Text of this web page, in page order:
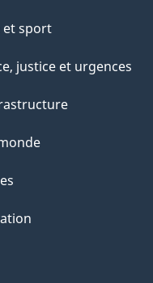
et sport
justice et urgences